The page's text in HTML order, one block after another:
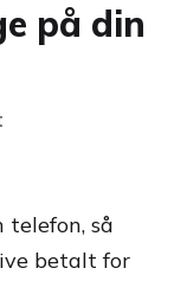
på din
telefon, så
betalt for